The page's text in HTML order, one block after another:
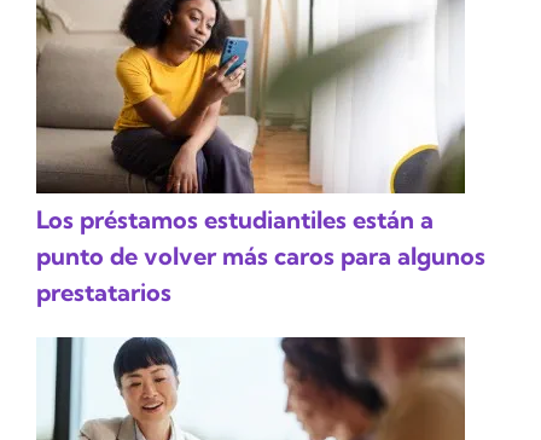
Los préstamos estudiantiles están a
punto de volver más caros para algunos
prestatarios